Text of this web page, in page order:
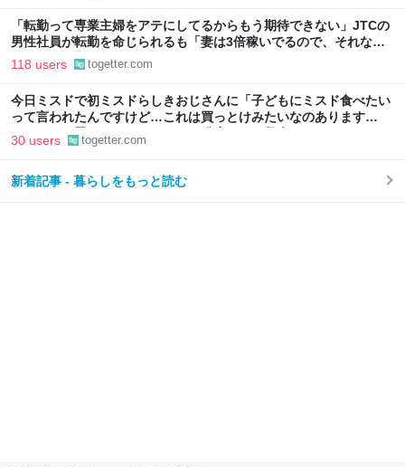
「転勤って専業主婦をアテにしてるからもう期待できない」JTCの
男性社員が転勤を命じられるも「妻は3倍稼いでるので、それなら
辞める」と言ったら、転勤がなくなった
118 users togetter.com
今日ミスドで初ミスドらしきおじさんに「子どもにミスド食べたい
って言われたんですけど…これは買っとけみたいなのあります
か…？」と尋ねられるイベントが発生して、興奮した
30 users togetter.com
新着記事 - 暮らしをもっと読む